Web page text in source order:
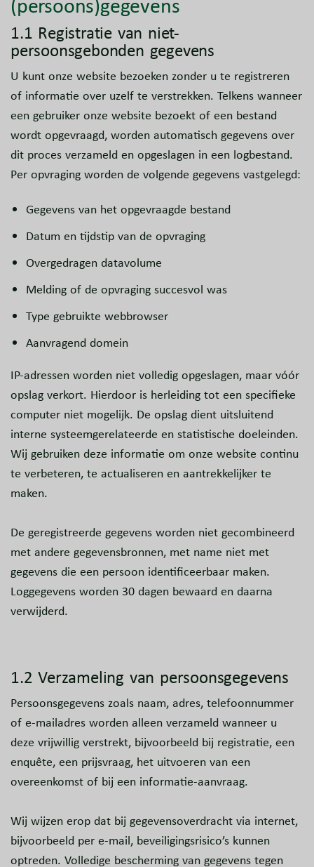
1.1 Registratie van niet-
persoonsgebonden gegevens
U kunt onze website bezoeken zonder u te registreren
of informatie over uzelf te verstrekken. Telkens wanneer
een gebruiker onze website bezoekt of een bestand
wordt opgevraagd, worden automatisch gegevens over
dit proces verzameld en opgeslagen in een logbestand.
Per opvraging worden de volgende gegevens vastgelegd:
Gegevens van het opgevraagde bestand
Datum en tijdstip van de opvraging
Overgedragen datavolume
Melding of de opvraging succesvol was
Type gebruikte webbrowser
Aanvragend domein
IP-adressen worden niet volledig opgeslagen, maar vóór
opslag verkort. Hierdoor is herleiding tot een specifieke
computer niet mogelijk. De opslag dient uitsluitend
interne systeemgerelateerde en statistische doeleinden.
Wij gebruiken deze informatie om onze website continu
te verbeteren, te actualiseren en aantrekkelijker te
maken.
De geregistreerde gegevens worden niet gecombineerd
met andere gegevensbronnen, met name niet met
gegevens die een persoon identificeerbaar maken.
Loggegevens worden 30 dagen bewaard en daarna
verwijderd.
1.2 Verzameling van persoonsgegevens
Persoonsgegevens zoals naam, adres, telefoonnummer
of e-mailadres worden alleen verzameld wanneer u
deze vrijwillig verstrekt, bijvoorbeeld bij registratie, een
enquête, een prijsvraag, het uitvoeren van een
overeenkomst of bij een informatie-aanvraag.
Wij wijzen erop dat bij gegevensoverdracht via internet,
bijvoorbeeld per e-mail, beveiligingsrisico’s kunnen
optreden. Volledige bescherming van gegevens tegen